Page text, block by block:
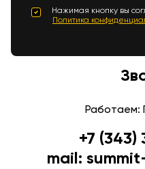
Нажимая кнопку вы
Политика
Работаем:
+7
mail: